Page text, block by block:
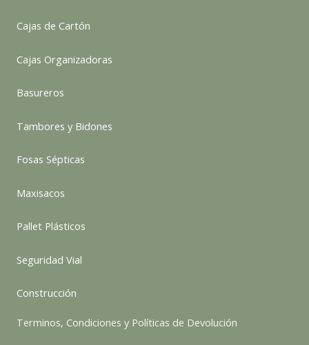
Cajas de Cartón
Cajas Organizadoras
Basureros
Tambores y Bidones
Fosas Sépticas
Maxisacos
Pallet Plásticos
Seguridad Vial
Construcción
Terminos, Condiciones y Políticas de Devolución